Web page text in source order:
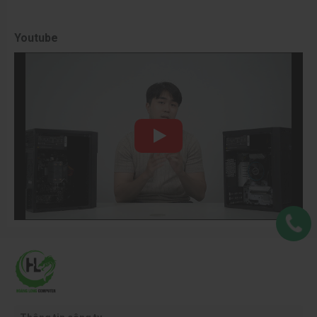
Ưu điểm nổi bật của PC đồ họa làkhả năng xử lý đa nhiệm
trội. Với các bộ vi xử lý và card đồ họa hiện đại, người dùng có thể
mềm đồ họa chuyên nghiệp, giúp người dùng dễ dàng truy cập và
Autodesk Maya và Cinema 4D mà không gặp phải vấn đề về phần
cứng.
Youtube